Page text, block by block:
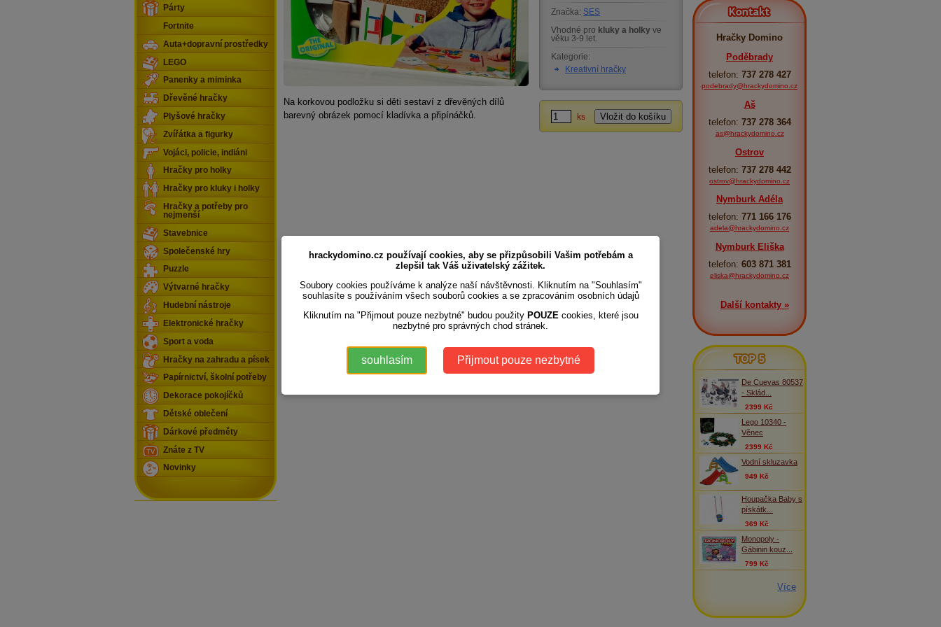
Na korkovou podložku si děti sestaví z dřevěných dílů
barevný obrázek pomocí kladívka a připínáčků.
Značka: SES
Vhodné pro kluky a holky ve
věku 3-9 let.
Kategorie:
Kreativní hračky
ks
Párty
Fortnite
Auta+dopravní prostředky
LEGO
Panenky a miminka
Dřevěné hračky
Plyšové hračky
Zvířátka a figurky
Vojáci, policie, indiáni
Hračky pro holky
Hračky pro kluky i holky
Hračky a potřeby pro
nejmenší
Stavebnice
Společenské hry
Puzzle
Výtvarné hračky
Hudební nástroje
Elektronické hračky
Sport a voda
Hračky na zahradu a písek
Papírnictví, školní potřeby
Dekorace pokojíčků
Dětské oblečení
Dárkové předměty
Znáte z TV
Novinky
Kontakt
Hračky Domino
Poděbrady
telefon: 737 278 427
podebrady@hrackydomino.cz
Aš
telefon: 737 278 364
as@hrackydomino.cz
Ostrov
telefon: 737 278 442
ostrov@hrackydomino.cz
Nymburk Adéla
telefon: 771 166 176
adela@hrackydomino.cz
Nymburk Eliška
telefon: 603 871 381
eliska@hrackydomino.cz
Další kontakty »
TOP 5
De Cuevas 80537
- Sklád...
2399 Kč
Lego 10340 -
Věnec
2399 Kč
Vodní skluzavka
949 Kč
Houpačka Baby s
pískátk...
369 Kč
Monopoly -
Gábinin kouz...
799 Kč
Více
hrackydomino.cz používají cookies, aby se přizpůsobili Vašim potřebám a
zlepšil tak Váš uživatelský zážitek.
Soubory cookies používáme k analýze naší návštěvnosti. Kliknutím na "Souhlasím"
souhlasíte s používáním všech souborů cookies a se zpracováním osobních údajů
Kliknutím na "Přijmout pouze nezbytné" budou použity POUZE cookies, které jsou
nezbytné pro správných chod stránek.
souhlasím Přijmout pouze nezbytné